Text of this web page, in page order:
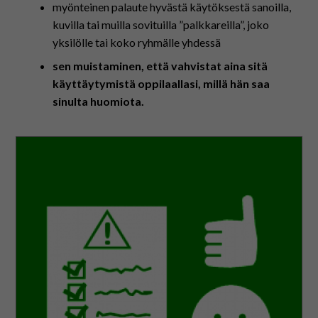
myönteinen palaute hyvästä käytöksestä sanoilla,
kuvilla tai muilla sovituilla ”palkkareilla”, joko
yksilölle tai koko ryhmälle yhdessä
sen muistaminen, että vahvistat aina sitä
käyttäytymistä oppilaallasi, millä hän saa
sinulta huomiota.